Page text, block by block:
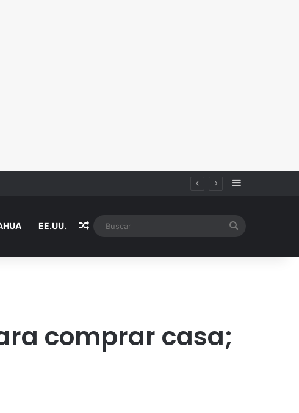
Sidebar
EE.UU. Random Article
comprar casa;